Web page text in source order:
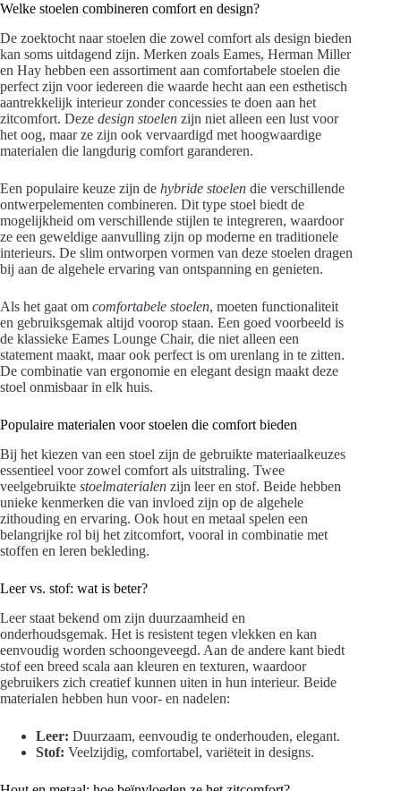
Welke stoelen combineren comfort en design?
De zoektocht naar stoelen die zowel comfort als design bieden
kan soms uitdagend zijn. Merken zoals Eames, Herman Miller
en Hay hebben een assortiment aan comfortabele stoelen die
perfect zijn voor iedereen die waarde hecht aan een esthetisch
aantrekkelijk interieur zonder concessies te doen aan het
zitcomfort. Deze design stoelen zijn niet alleen een lust voor
het oog, maar ze zijn ook vervaardigd met hoogwaardige
materialen die langdurig comfort garanderen.
Een populaire keuze zijn de hybride stoelen die verschillende
ontwerpelementen combineren. Dit type stoel biedt de
mogelijkheid om verschillende stijlen te integreren, waardoor
ze een geweldige aanvulling zijn op moderne en traditionele
interieurs. De slim ontworpen vormen van deze stoelen dragen
bij aan de algehele ervaring van ontspanning en genieten.
Als het gaat om comfortabele stoelen, moeten functionaliteit
en gebruiksgemak altijd voorop staan. Een goed voorbeeld is
de klassieke Eames Lounge Chair, die niet alleen een
statement maakt, maar ook perfect is om urenlang in te zitten.
De combinatie van ergonomie en elegant design maakt deze
stoel onmisbaar in elk huis.
Populaire materialen voor stoelen die comfort bieden
Bij het kiezen van een stoel zijn de gebruikte materiaalkeuzes
essentieel voor zowel comfort als uitstraling. Twee
veelgebruikte stoelmaterialen zijn leer en stof. Beide hebben
unieke kenmerken die van invloed zijn op de algehele
zithouding en ervaring. Ook hout en metaal spelen een
belangrijke rol bij het zitcomfort, vooral in combinatie met
stoffen en leren bekleding.
Leer vs. stof: wat is beter?
Leer staat bekend om zijn duurzaamheid en
onderhoudsgemak. Het is resistent tegen vlekken en kan
eenvoudig worden schoongeveegd. Aan de andere kant biedt
stof een breed scala aan kleuren en texturen, waardoor
gebruikers zich creatief kunnen uiten in hun interieur. Beide
materialen hebben hun voor- en nadelen:
Leer: Duurzaam, eenvoudig te onderhouden, elegant.
Stof: Veelzijdig, comfortabel, variëteit in designs.